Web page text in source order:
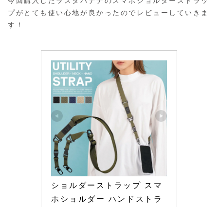
プがとても使い心地が良かったのでレビューしていきま
す！
ショルダーストラップ スマ
ホショルダー ハンドストラ